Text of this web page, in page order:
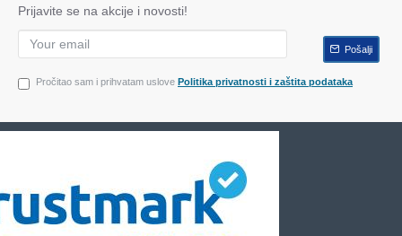
Prijavite se na akcije i novosti!
Pošalji
Pročitao sam i prihvatam uslove Politika privatnosti i zaštita podataka